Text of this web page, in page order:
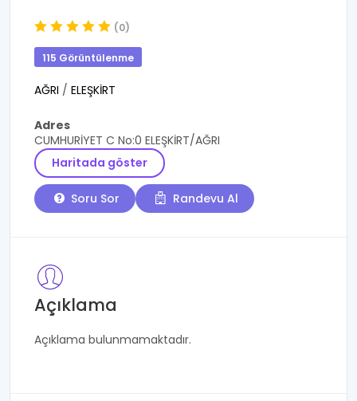
(0)
115 Görüntülenme
AĞRI / ELEŞKİRT
Adres
CUMHURİYET C No:0 ELEŞKİRT/AĞRI
Haritada göster
Soru Sor Randevu Al
Açıklama
Açıklama bulunmamaktadır.